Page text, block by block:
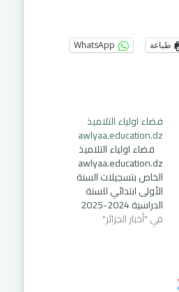
طباعة WhatsApp
فضاء اولياء التلاميذ
awlyaa.education.dz
فضاء اولياء التلاميذ
awlyaa.education.dz
الخاص بتسجيلات السنة
الأولى ابتدائي للسنة
الدراسية 2024-2025
كيث أنه سيتم التسجيل
في السنة الأولى من
في "أخبار الجزائر"